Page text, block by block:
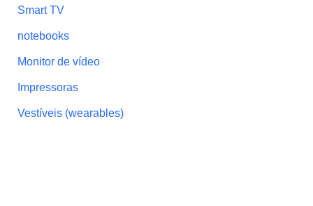
Smart TV
notebooks
Monitor de vídeo
Impressoras
Vestíveis (wearables)